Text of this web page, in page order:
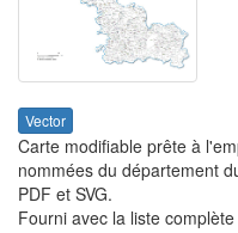
Vector
Carte modifiable prête à
nommées du département
PDF et SVG.
Fourni avec la liste